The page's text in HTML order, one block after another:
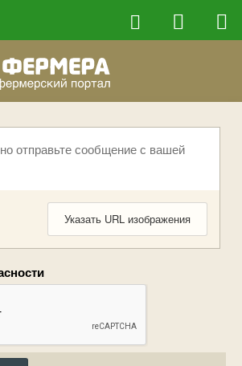
отправьте сообщение с вашей
Указать URL изображения